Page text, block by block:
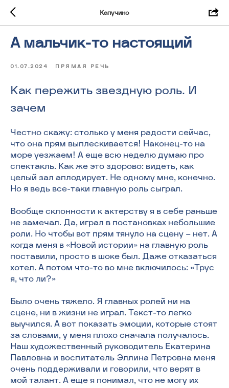
Капучино
А мальчик-то настоящий
01.07.2024 ПРЯМАЯ РЕЧЬ
Как пережить звездную роль. И
зачем
Честно скажу: столько у меня радости сейчас,
что она прям выплескивается! Наконец-то на
море уезжаем! А еще всю неделю думаю про
спектакль. Как же это здорово: видеть, как
целый зал аплодирует. Не одному мне, конечно.
Но я ведь все-таки главную роль сыграл.
Вообще склонности к актерству я в себе раньше
не замечал. Да, играл в постановках небольшие
роли. Но чтобы вот прям тянуло на сцену — нет. А
когда меня в «Новой истории» на главную роль
поставили, просто в шоке был. Даже отказаться
хотел. А потом что-то во мне включилось: «Трус
я, что ли?»
Было очень тяжело. Я главных ролей ни на
сцене, ни в жизни не играл. Текст-то легко
выучился. А вот показать эмоции, которые стоят
за словами, у меня плохо сначала получалось.
Наш художественный руководитель Екатерина
Павловна и воспитатель Эллина Петровна меня
очень поддерживали и говорили, что верят в
мой талант. А еще я понимал, что не могу их